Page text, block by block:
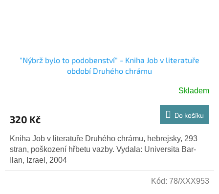
"Nýbrž bylo to podobenství" - Kniha Job v literatuře
období Druhého chrámu
Skladem
320 Kč Do košíku
Kniha Job v literatuře Druhého chrámu, hebrejsky, 293
stran, poškození hřbetu vazby. Vydala: Universita Bar-
Ilan, Izrael, 2004
Kód: 78/XXX953